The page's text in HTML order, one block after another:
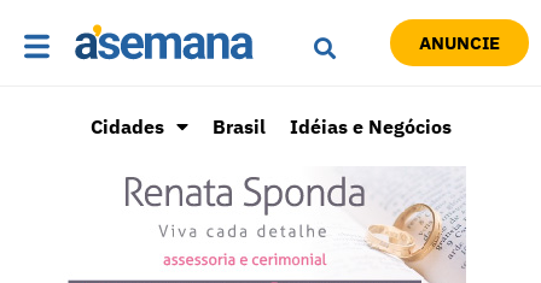
ANUNCIE
Cidades Brasil Idéias e Negócios